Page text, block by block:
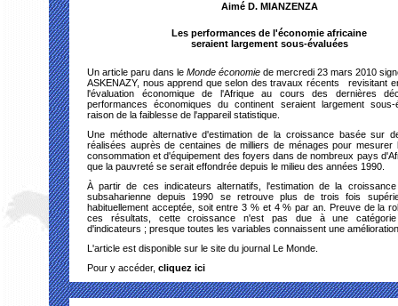
Aimé D. MIANZENZA
Les performances de l'économie africaine
seraient largement sous-évaluées
Un article paru dans le Monde économie de mercredi 23 mars 2010
ASKENAZY, nous apprend que selon des travaux récents revisitant
l'évaluation économique de l'Afrique au cours des dernières
performances économiques du continent seraient largement sous-
raison de la faiblesse de l'appareil statistique.
Une méthode alternative d'estimation de la croissance baséesur
réalisées auprès de centaines de milliers de ménages pour mesurer
consommation et d'équipement des foyers dans de nombreux pays
que la pauvreté se serait effondrée depuis le milieu des années 1990.
À partir de ces indicateurs alternatifs, l'estimation de la
subsaharienne depuis 1990 se retrouve plus de trois fois
habituellement acceptée, soit entre 3 % et 4 % par an. Preuve de la
ces résultats, cette croissance n'est pas due à une catégorie
d'indicateurs ; presque toutes les variables connaissent une
L'article est disponible sur le site du journal Le Monde.
Pour y accéder, cliquez ici